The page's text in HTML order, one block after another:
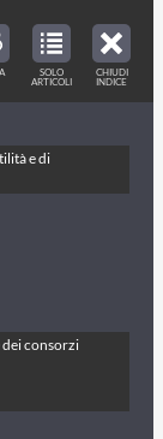
TABLE
OF
CONTENTS
CHIUDI
INDICE
VIEW
ONLY
ARTICLES
IN
TABLE
SOLO
ARTICOLI
e di
dei consorzi